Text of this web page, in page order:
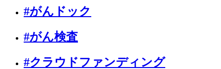
#がんドック
#がん検査
#クラウドファンディング